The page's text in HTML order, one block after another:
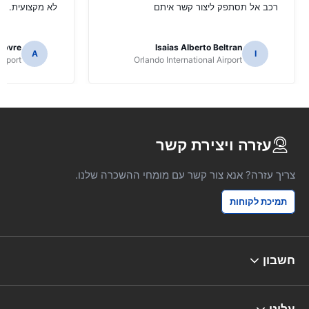
רכב אל תסתפק ליצור קשר איתם
I
Isaias Alberto Beltran
Orlando International Airport
לא מקצועית.
A
עזרה ויצירת קשר
צריך עזרה? אנא צור קשר עם מומחי ההשכרה שלנו.
תמיכת לקוחות
חשבון